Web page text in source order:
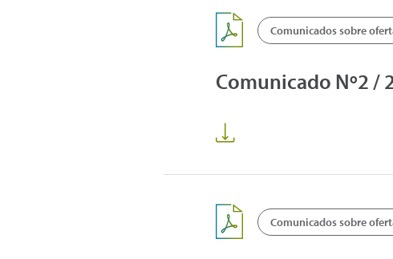
Comunicados sobre
Comunicado Nº2 /
Comunicados sobre